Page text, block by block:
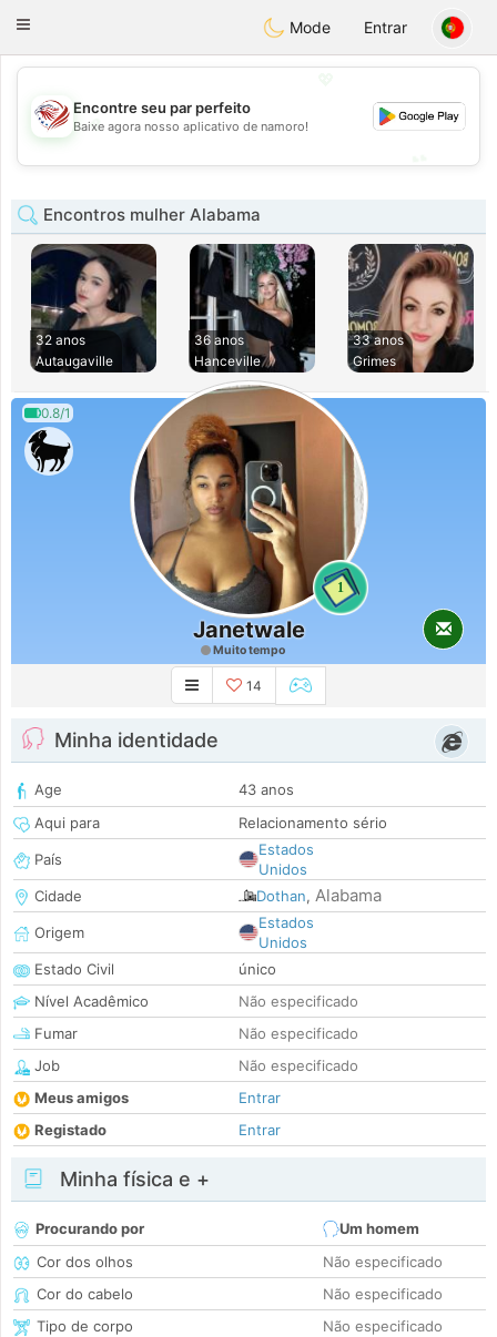
Dating
Toggle
Mode Entrar
💖
💕
Encontre seu par perfeito
Baixe agora nosso aplicativo de namoro!
Encontros mulher Alabama
32 anos
Autaugaville
36 anos
Hanceville
33 anos
Grimes
0.8/1
1
Janetwale
Muito tempo
14
Minha identidade
Age
43 anos
Aqui para
Relacionamento sério
País
Estados
Unidos
Cidade
Dothan, Alabama
Origem
Estados
Unidos
Estado Civil
único
Nível Acadêmico
Não especificado
Fumar
Não especificado
Job
Não especificado
Meus amigos
Entrar
Registado
Entrar
Minha física e +
Procurando por
Um homem
Cor dos olhos
Não especificado
Cor do cabelo
Não especificado
Tipo de corpo
Não especificado